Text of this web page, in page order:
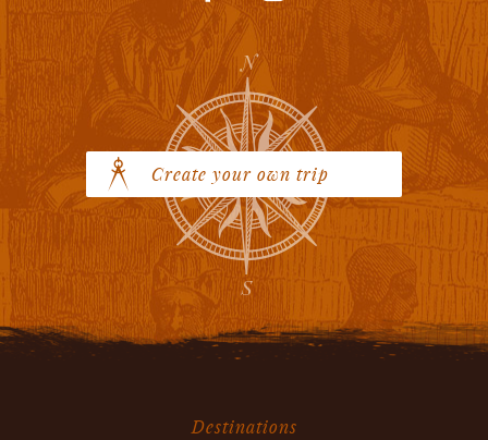
Create your own trip
Destinations